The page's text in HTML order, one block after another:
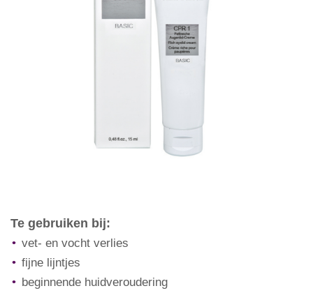
Te gebruiken bij:
vet- en vocht verlies
fijne lijntjes
beginnende huidveroudering